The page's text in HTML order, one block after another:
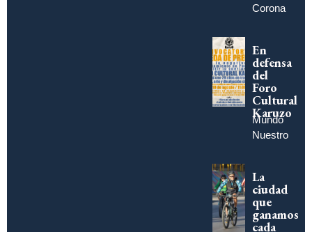
Corona
En
defensa
del
Foro
Cultural
Karuzo
Mundo
Nuestro
La
ciudad
que
ganamos
cada